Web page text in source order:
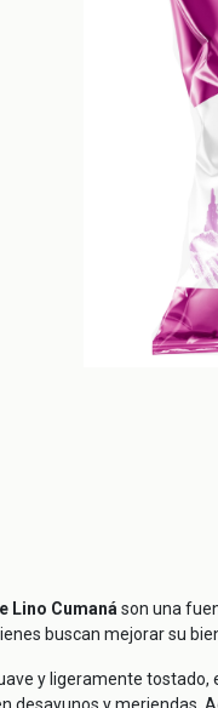
Lino Cumaná son una
buscan mejorar su
y ligeramente